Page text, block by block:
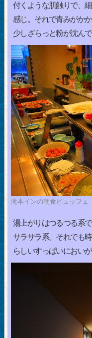
付くような肌触りで、
感じ。それで青みがか
少しざらっと粉が沈んで
滝本インの朝食ビュッフェ
湯上がりはつるつる系
サラサラ系。それでも
らしいすっぱいにおい